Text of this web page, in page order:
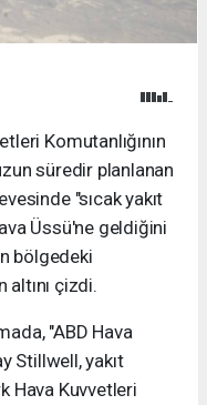
Komutanlığının
süredir planlanan
"sıcak yakıt
Üssü'ne geldiğini
bölgedeki
altını çizdi.
"ABD Hava
Stillwell, yakıt
Hava Kuvvetleri